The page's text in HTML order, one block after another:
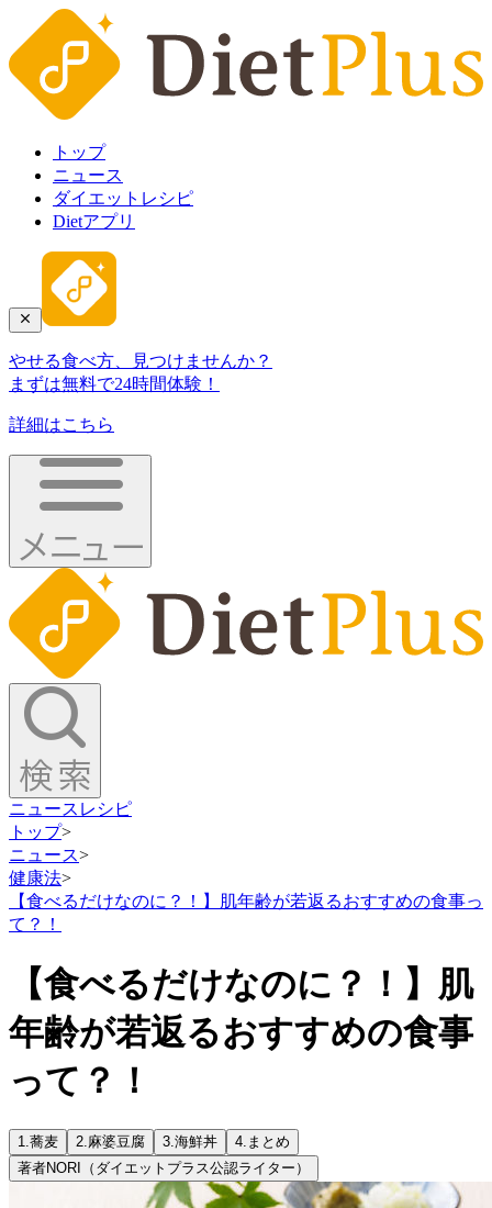
トップ
ニュース
ダイエットレシピ
Dietアプリ
やせる食べ方、見つけませんか？
まずは無料で24時間体験！
詳細はこちら
ニュース レシピ
トップ>
ニュース>
健康法>
【食べるだけなのに？！】肌年齢が若返るおすすめの食事っ
て？！
【食べるだけなのに？！】肌
年齢が若返るおすすめの食事
って？！
1.蕎麦 2.麻婆豆腐 3.海鮮丼 4. まとめ
著者NORI（ダイエットプラス公認ライター）